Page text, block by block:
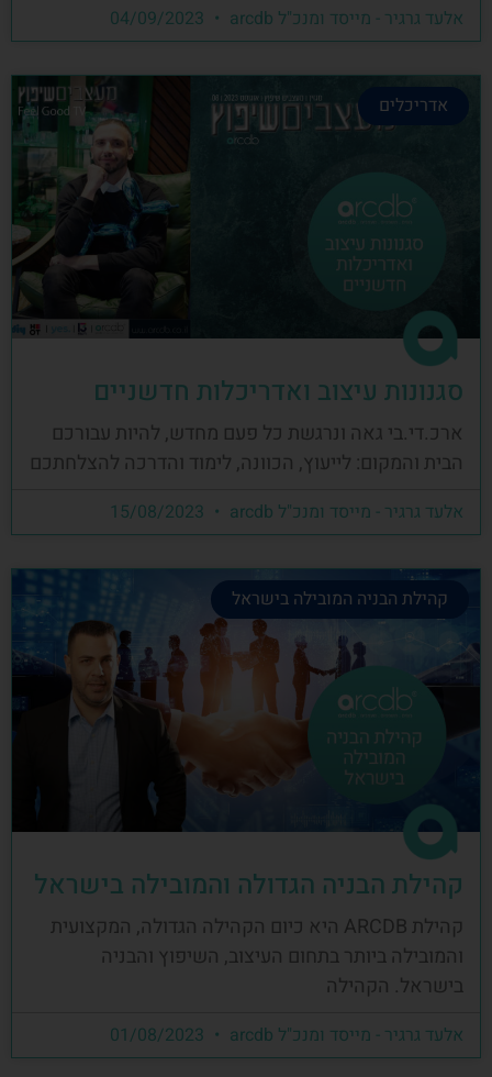
אלעד גרגיר - מייסד ומנכ"ל arcdb
אדריכלים
סגנונות עיצוב ואדריכלות חדשניים
ארכ.די.בי גאה ונרגשת כל פעם מחדש, להיות עבורכם
הבית והמקום: לייעוץ, הכוונה, לימוד והדרכה להצלחתכם
אלעד גרגיר - מייסד ומנכ"ל arcdb
קהילת הבניה המובילה בישראל
קהילת הבניה הגדולה והמובילה בישראל
קהילת ARCDB היא כיום הקהילה הגדולה, המקצועית
והמובילה ביותר בתחום העיצוב, השיפוץ והבניה
בישראל. הקהילה
אלעד גרגיר - מייסד ומנכ"ל arcdb